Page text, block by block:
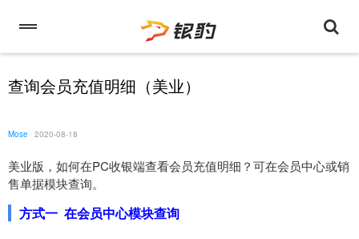
查询会员充值明细（美业）
Mose 2020-08-18
美业版，如何在PC收银端查看会员充值明细？可在会员中心或销
售单据模块查询。
方式一 在会员中心模块查询